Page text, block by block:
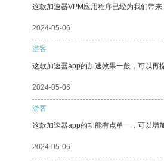
这款加速器VPM应用程序已经为我们带来
2024-05-06
游客
这款加速器app的加速效果一般，可以再
2024-05-06
游客
这款加速器app的功能有点单一，可以增
2024-05-06